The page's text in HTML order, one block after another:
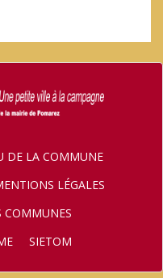
DE LA COMMUNE
LÉGALES
COMMUNES
SIETOM